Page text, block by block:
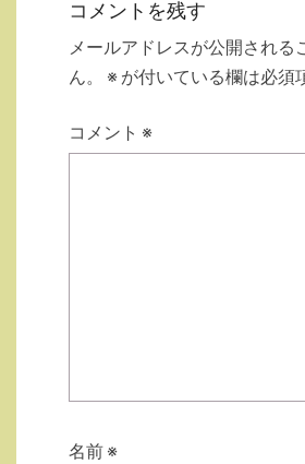
コメントを残す
メールアドレスが公開される
ん。
※ が付いている欄は必須
コメント ※
名前 ※